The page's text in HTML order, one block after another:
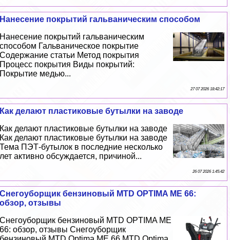
Нанесение покрытий гальваническим способом
Нанесение покрытий гальваническим
способом Гальваническое покрытие
Содержание статьи Метод покрытия
Процесс покрытия Виды покрытий:
Покрытие медью...
27 07 2026 18:42:17
Как делают пластиковые бутылки на заводе
Как делают пластиковые бутылки на заводе
Как делают пластиковые бутылки на заводе
Тема ПЭТ-бутылок в последние несколько
лет активно обсуждается, причиной...
26 07 2026 1:45:42
Снегоуборщик бензиновый MTD OPTIMA ME 66:
обзор, отзывы
Снегоуборщик бензиновый MTD OPTIMA ME
66: обзор, отзывы Снегоуборщик